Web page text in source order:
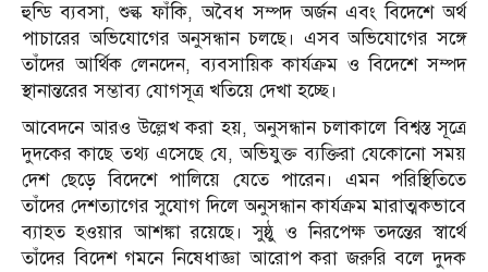
হুন্ডি ব্যবসা, শুল্ক ফাঁকি, অবৈধ সম্পদ অর্জন এবং বিদেশে অর্থ
পাচারের অভিযোগের অনুসন্ধান চলছে। এসব অভিযোগের সঙ্গে
তাঁদের আর্থিক লেনদেন, ব্যবসায়িক কার্যক্রম ও বিদেশে সম্পদ
স্থানান্তরের সম্ভাব্য যোগসূত্র খতিয়ে দেখা হচ্ছে।
আবেদনে আরও উল্লেখ করা হয়, অনুসন্ধান চলাকালে বিশ্বস্ত সূত্রে
দুদকের কাছে তথ্য এসেছে যে, অভিযুক্ত ব্যক্তিরা যেকোনো সময়
দেশ ছেড়ে বিদেশে পালিয়ে যেতে পারেন। এমন পরিস্থিতিতে
তাঁদের দেশত্যাগের সুযোগ দিলে অনুসন্ধান কার্যক্রম মারাত্মকভাবে
ব্যাহত হওয়ার আশঙ্কা রয়েছে। সুষ্ঠু ও নিরপেক্ষ তদন্তের স্বার্থে
তাঁদের বিদেশ গমনে নিষেধাজ্ঞা আরোপ করা জরুরি বলে দুদক